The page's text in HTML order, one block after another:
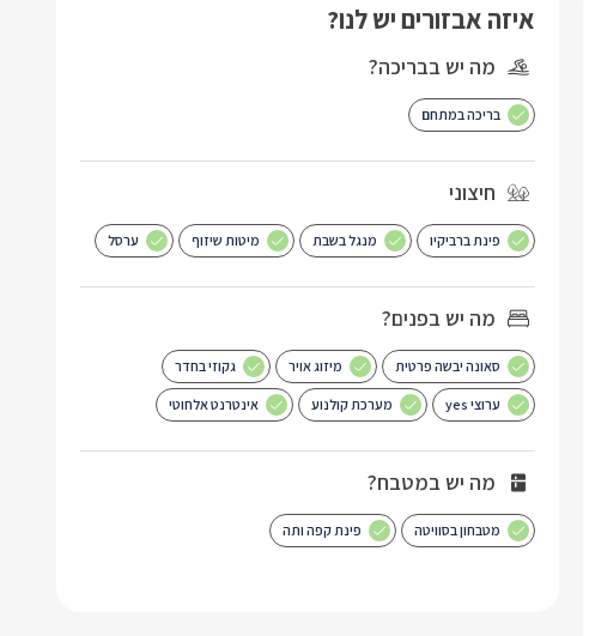
איזה אבזורים יש לנו?
מה יש בבריכה?
בריכה במתחם
חיצוני
פינת ברביקיו מנגל בשבת מיטות שיזוף ערסל
מה יש בפנים?
סאונה יבשה פרטית מיזוג אויר גקוזי בחדר
ערוצי yes מערכת קולנוע אינטרנט אלחוטי
מה יש במטבח?
מטבחון בסוויטה פינת קפה ותה